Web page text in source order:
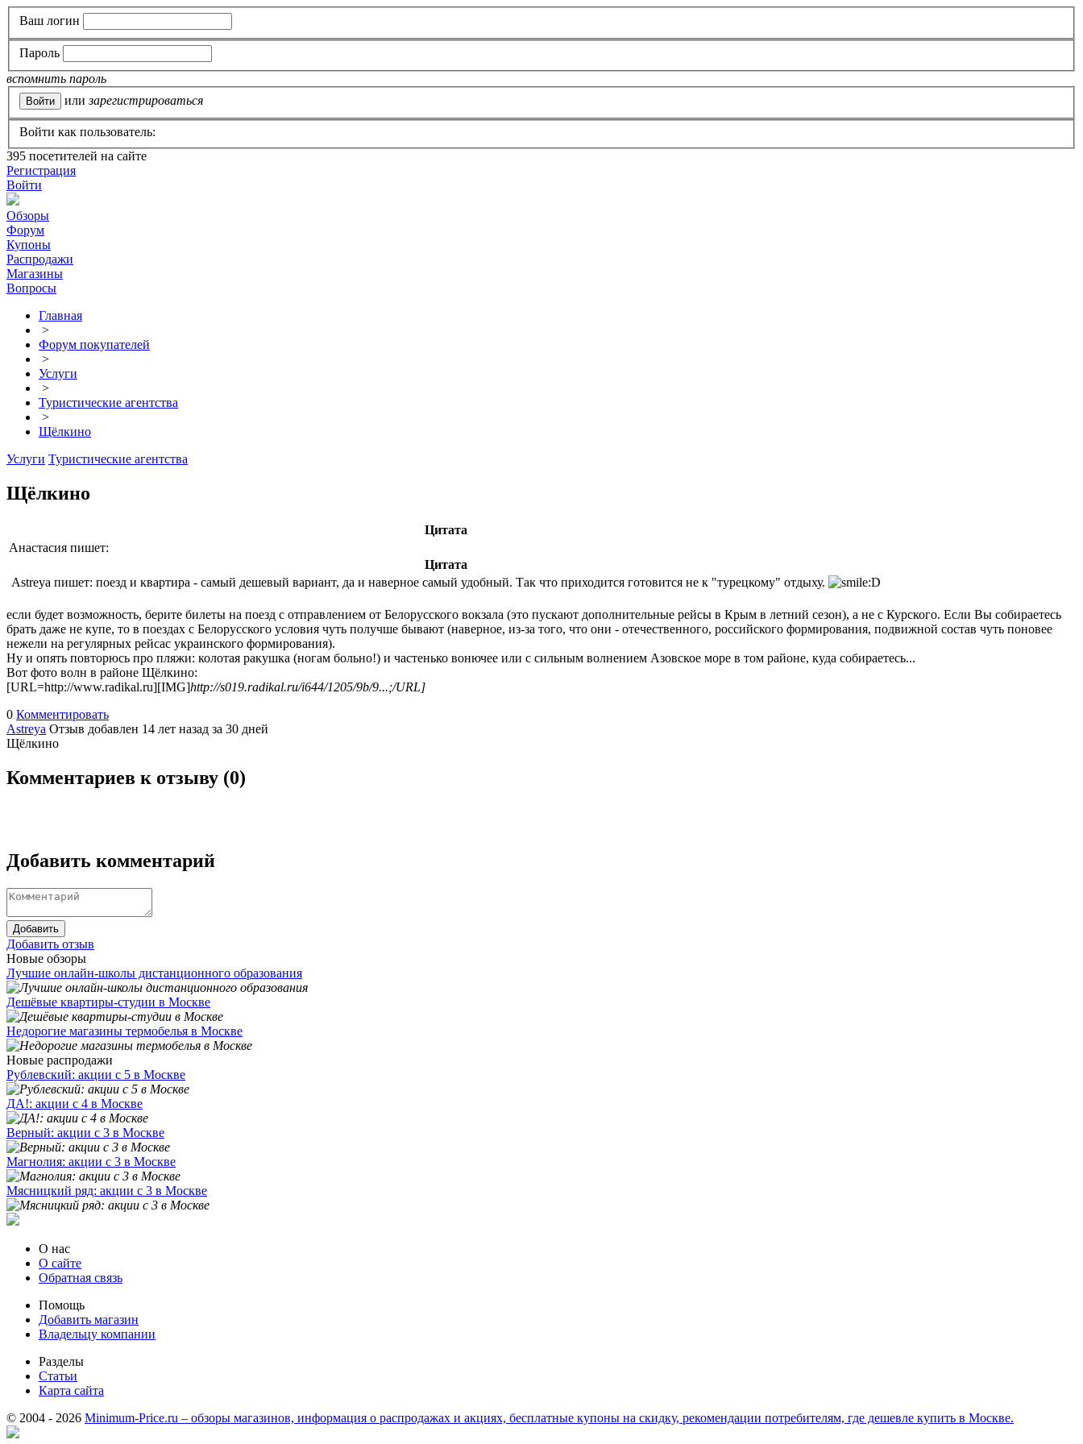
Ваш логин
Пароль
вспомнить пароль
или зарегистрироваться
Войти как пользователь:
395 посетителей на сайте
Регистрация
Войти
Обзоры
Форум
Купоны
Распродажи
Магазины
Вопросы
Главная
>
Форум покупателей
>
Услуги
>
Туристические агентства
>
Щёлкино
Услуги Туристические агентства
Щёлкино
Цитата
Анастасия пишет:
Цитата
Astreya пишет: поезд и квартира - самый дешевый вариант, да и наверное самый удобный. Так что приходится готовится не к "турецкому" отдыху.
если будет возможность, берите билеты на поезд с отправлением от Белорусского вокзала (это пускают дополнительные рейсы в Крым в летний сезон), а не с Курского. Если Вы собираетесь
брать даже не купе, то в поездах с Белорусского условия чуть получше бывают (наверное, из-за того, что они - отечественного, российского формирования, подвижной состав чуть поновее
нежели на регулярных рейсас украинского формирования).
Ну и опять повторюсь про пляжи: колотая ракушка (ногам больно!) и частенько вонючее или с сильным волнением Азовское море в том районе, куда собираетесь...
Вот фото волн в районе Щёлкино:
[URL=http://www.radikal.ru][IMG]http://s019.radikal.ru/i644/1205/9b/9...;/URL]
0 Комментировать
Astreya Отзыв добавлен 14 лет назад за 30 дней
Щёлкино
Комментариев к отзыву (0)
Добавить комментарий
Добавить
Добавить отзыв
Новые обзоры
Лучшие онлайн-школы дистанционного образования
Дешёвые квартиры-студии в Москве
Недорогие магазины термобелья в Москве
Новые распродажи
Рублевский: акции с 5 в Москве
ДА!: акции с 4 в Москве
Верный: акции с 3 в Москве
Магнолия: акции с 3 в Москве
Мясницкий ряд: акции с 3 в Москве
О нас
О сайте
Обратная связь
Помощь
Добавить магазин
Владельцу компании
Разделы
Статьи
Карта сайта
© 2004 - 2026 Minimum-Price.ru – обзоры магазинов, информация о распродажах и акциях, бесплатные купоны на скидку, рекомендации потребителям, где дешевле купить в Москве.